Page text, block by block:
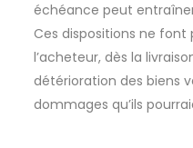
échéance peut
Ces dispositions ne
l’acheteur, dès la
détérioration des biens
dommages qu’ils